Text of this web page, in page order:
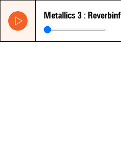
Metallics 3 : Reverbinf